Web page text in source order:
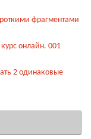
фрагментами
онлайн. 001
2 одинаковые